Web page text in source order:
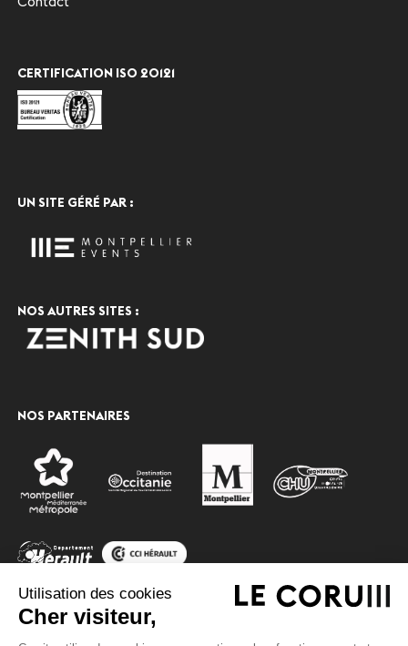
CERTIFICATION ISO 20121
UN SITE GÉRÉ PAR :
NOS AUTRES SITES :
NOS PARTENAIRES
Utilisation des cookies
Cher visiteur,